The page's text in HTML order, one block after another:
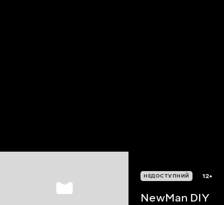
НЕДОСТУПНИЙ 12+
NewMan DIY